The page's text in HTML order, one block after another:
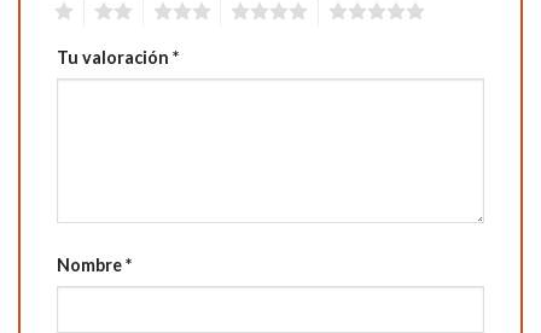
Tu valoración *
Nombre*